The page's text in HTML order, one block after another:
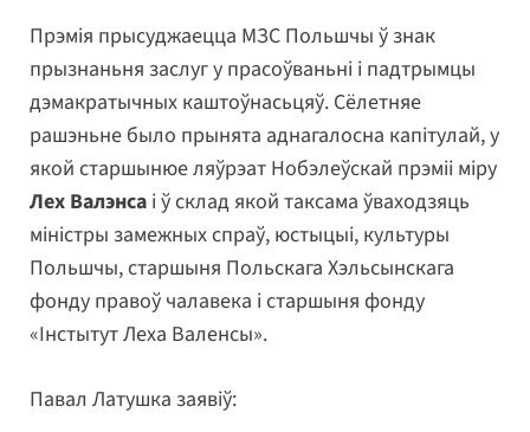
Прэмія прысуджаецца МЗС Польшчы ў знак
прызнаньня заслуг у прасоўваньні і падтрымцы
дэмакратычных каштоўнасьцяў. Сёлетняе
рашэньне было прынята аднагалосна капітулай, у
якой старшынюе ляўрэат Нобэлеўскай прэміі міру
Лех Валэнса і ў склад якой таксама ўваходзяць
міністры замежных спраў, юстыцыі, культуры
Польшчы, старшыня Польскага Хэльсынскага
фонду правоў чалавека і старшыня фонду
«Інстытут Леха Валенсы».
Павал Латушка заявіў: